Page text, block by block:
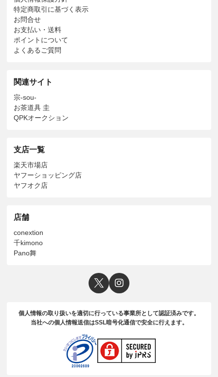
特定商取引に基づく表示
お問合せ
お支払い・送料
ポイントについて
よくあるご質問
関連サイト
宗-sou-
お茶道具 圭
QPKオークション
支店一覧
楽天市場店
ヤフーショッピング店
ヤフオク店
店舗
conextion
千kimono
Pano舞
個人情報の取り扱いを適切に行っている事業所として認証済みです。
当社への個人情報送信はSSL暗号化通信で安全に行えます。